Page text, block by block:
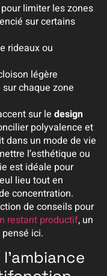
limiter les zones
sur certains
rideaux ou
légère
chaque zone
sur le design
polyvalence et
dans un mode de vie
l’esthétique ou
est idéale pour
lieu tout en
concentration.
de conseils pour
restant productif, un
ici.